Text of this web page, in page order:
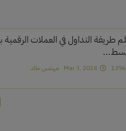
طريقة التداول في العملات
مهندس خالد